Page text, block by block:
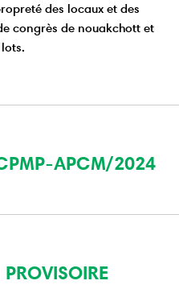
des locaux et des
congrès de nouakchott et
APCM/2024